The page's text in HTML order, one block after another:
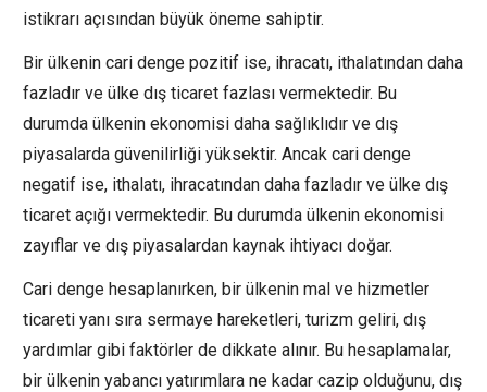
istikrarı açısından büyük öneme sahiptir.
Bir ülkenin cari denge pozitif ise, ihracatı, ithalatından daha
fazladır ve ülke dış ticaret fazlası vermektedir. Bu
durumda ülkenin ekonomisi daha sağlıklıdır ve dış
piyasalarda güvenilirliği yüksektir. Ancak cari denge
negatif ise, ithalatı, ihracatından daha fazladır ve ülke dış
ticaret açığı vermektedir. Bu durumda ülkenin ekonomisi
zayıflar ve dış piyasalardan kaynak ihtiyacı doğar.
Cari denge hesaplanırken, bir ülkenin mal ve hizmetler
ticareti yanı sıra sermaye hareketleri, turizm geliri, dış
yardımlar gibi faktörler de dikkate alınır. Bu hesaplamalar,
bir ülkenin yabancı yatırımlara ne kadar cazip olduğunu, dış